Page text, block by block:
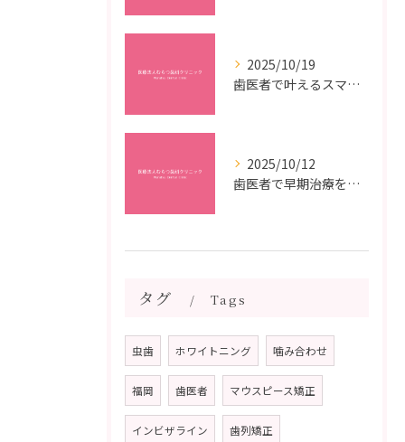
2025/10/19
歯医者で叶えるスマイルメイクオーバーなら福岡県福岡市博多区博多駅前の最新矯正治療解説
2025/10/12
歯医者で早期治療を受けるメリットと虫歯悪化を防ぐ最短ステップ
タグ Tags
虫歯 ホワイトニング 噛み合わせ
福岡 歯医者 マウスピース矯正
インビザライン 歯列矯正